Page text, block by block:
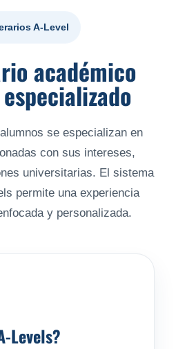
A-Level
académico
se especializan en
con sus intereses,
universitarias. El sistema
permite una experiencia
y personalizada.
Levels?